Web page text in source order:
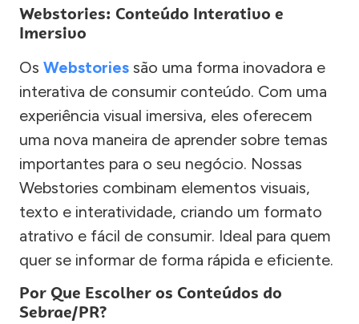
Webstories: Conteúdo Interativo e
Imersivo
Os Webstories são uma forma inovadora e
interativa de consumir conteúdo. Com uma
experiência visual imersiva, eles oferecem
uma nova maneira de aprender sobre temas
importantes para o seu negócio. Nossas
Webstories combinam elementos visuais,
texto e interatividade, criando um formato
atrativo e fácil de consumir. Ideal para quem
quer se informar de forma rápida e eficiente.
Por Que Escolher os Conteúdos do
Sebrae/PR?